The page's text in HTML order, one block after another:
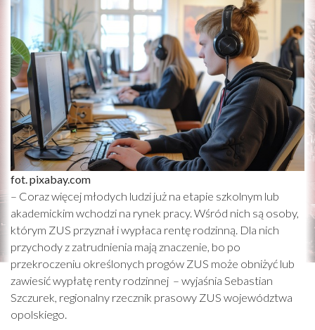
fot. pixabay.com
– Coraz więcej młodych ludzi już na etapie szkolnym lub
akademickim wchodzi na rynek pracy. Wśród nich są osoby,
którym ZUS przyznał i wypłaca rentę rodzinną. Dla nich
przychody z zatrudnienia mają znaczenie, bo po
przekroczeniu określonych progów ZUS może obniżyć lub
zawiesić wypłatę renty rodzinnej – wyjaśnia Sebastian
Szczurek, regionalny rzecznik prasowy ZUS województwa
opolskiego.